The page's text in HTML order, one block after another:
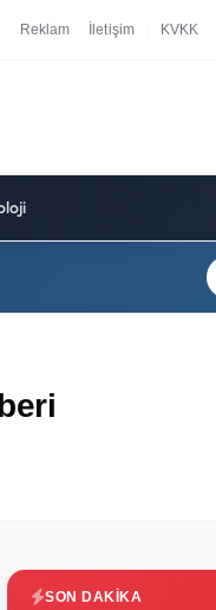
Reklam İletişim KVKK
SON DAKIKA